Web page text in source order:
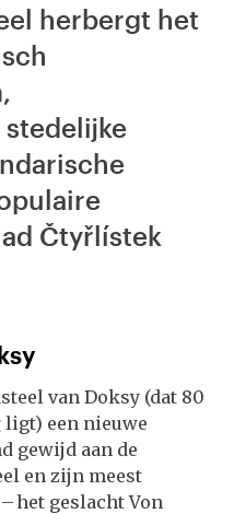
herbergt het
Čtyřlístek
van Doksy (dat 80
ligt) een nieuwe
gewijd aan de
en zijn meest
het geslacht Von